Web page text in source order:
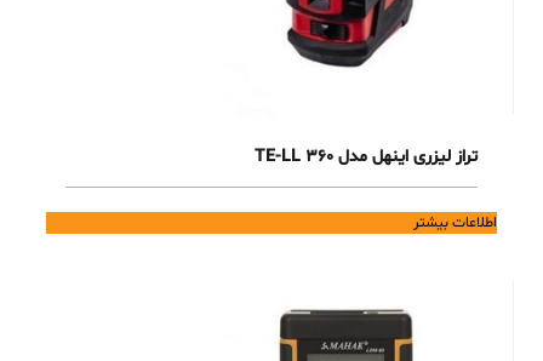
تراز لیزری اینهل مدل TE-LL 360
اطلاعات بیشتر